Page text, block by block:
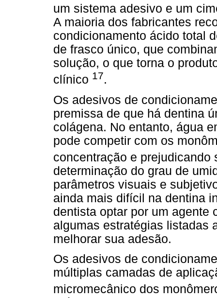
um sistema adesivo e um
A maioria dos fabricantes
condicionamento ácido total
de frasco único, que
solução, o que torna o
clínico 17.
Os adesivos de
premissa de que há dentina
colágena. No entanto, água
pode competir com os
concentração e
determinação do grau de
parâmetros visuais e
ainda mais difícil na dentina
dentista optar por um agente
algumas estratégias listadas
melhorar sua adesão.
Os adesivos de
múltiplas camadas de
micromecânico dos